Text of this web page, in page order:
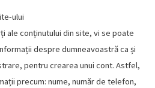
ului
ale conținutului din site, vi se poate
despre dumneavoastră ca și
pentru crearea unui cont. Astfel,
precum: nume, număr de telefon,